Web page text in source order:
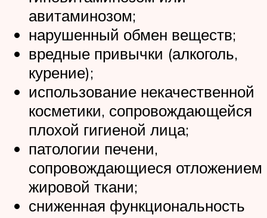
авитаминозом;
нарушенный обмен веществ;
вредные привычки (алкоголь,
курение);
использование некачественной
косметики, сопровождающейся
плохой гигиеной лица;
патологии печени,
сопровождающиеся отложением
жировой ткани;
сниженная функциональность